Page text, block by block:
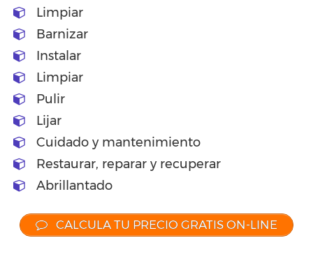
Limpiar
Barnizar
Instalar
Limpiar
Pulir
Lijar
Cuidado y mantenimiento
Restaurar, reparar y recuperar
Abrillantado
CALCULA TU PRECIO GRATIS ON-LINE